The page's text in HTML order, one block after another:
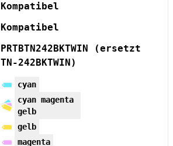
Kompatibel
Kompatibel
PRTBTN242BKTWIN
(ersetzt
TN-242BKTWIN)
cyan
cyan magenta
gelb
gelb
magenta